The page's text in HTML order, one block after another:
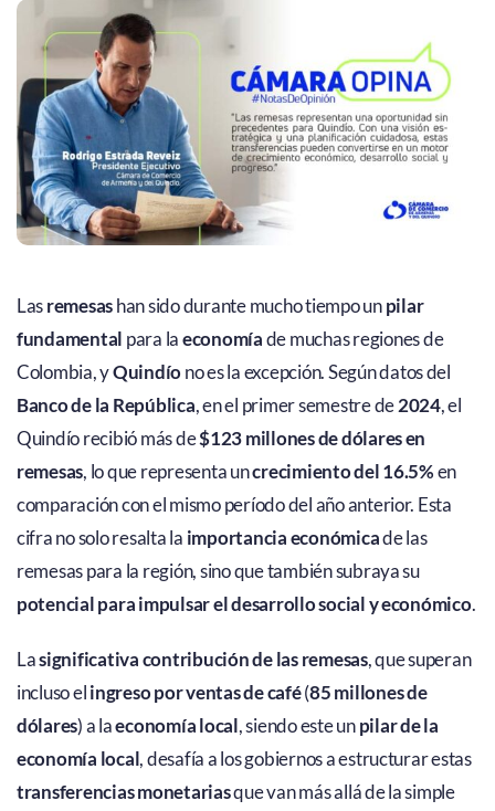
Lasremesashan sido durante mucho tiempo unpilar
fundamental para laeconomíade muchas regiones de
Colombia, yQuindíono es la excepción. Según datos del
Banco de la República, en el primer semestre de2024, el
Quindío recibió más de$123 millones de dólares en
remesas, lo que representa uncrecimiento del 16.5%en
comparación con el mismo período del año anterior. Esta
cifra no solo resalta la importancia económicade las
remesas para la región, sino que también subraya su
potencial para impulsar el desarrollo social y económico.
Lasignificativa contribución de las remesas, que superan
incluso elingreso por ventas de café(85 millones de
dólares) a laeconomía local, siendo este unpilar de la
economía local, desafía a los gobiernos a estructurar estas
transferencias monetariasque van más allá de la simple